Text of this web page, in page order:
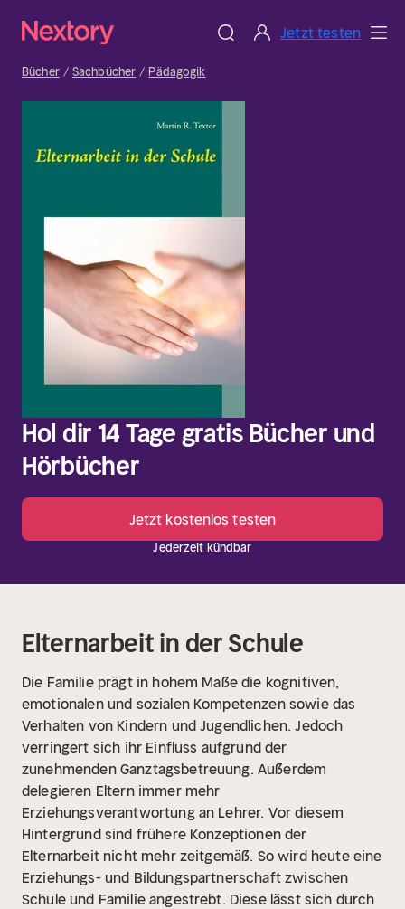
Jetzt testen
Bücher Sachbücher Pädagogik
Hol dir 14 Tage gratis Bücher und
Hörbücher
Jetzt kostenlos testen
Jederzeit kündbar
Elternarbeit in der Schule
Die Familie prägt in hohem Maße die kognitiven,
emotionalen und sozialen Kompetenzen sowie das
Verhalten von Kindern und Jugendlichen. Jedoch
verringert sich ihr Einfluss aufgrund der
zunehmenden Ganztagsbetreuung. Außerdem
delegieren Eltern immer mehr
Erziehungsverantwortung an Lehrer. Vor diesem
Hintergrund sind frühere Konzeptionen der
Elternarbeit nicht mehr zeitgemäß. So wird heute eine
Erziehungs- und Bildungspartnerschaft zwischen
Schule und Familie angestrebt. Diese lässt sich durch